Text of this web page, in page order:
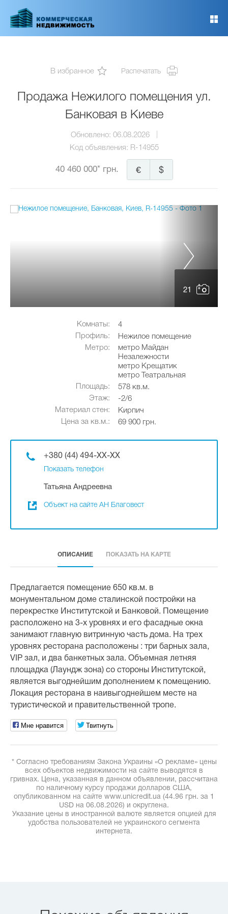
основному
В избранное Распечатать
Продажа Нежилого помещения ул.
Банковая в Киеве
Обновлено: 06.08.2026
Код объявления: R-14955
40 460 000* грн. $
€
21
Комнаты:
4
Профиль:
Нежилое помещение
Метро:
метро Майдан
Незалежности
метро Крещатик
метро Театральная
Площадь:
578 кв.м.
Этаж:
-2/6
Материал стен:
Кирпич
Цена за кв.м.:
69 900 грн.
+380 (44) 494-XX-XX
Показать телефон
Татьяна Андреевна
Объект на сайте АН Благовест
ОПИСАНИЕ ПОКАЗАТЬ НА КАРТЕ
Предлагается помещение 650 кв.м. в
монументальном доме сталинской постройки на
перекрестке Институтской и Банковой. Помещение
расположено на 3-х уровнях и его фасадные окна
занимают главную витринную часть дома. На трех
уровнях ресторана расположены : три барных зала,
VIP зал, и два банкетных зала. Объемная летняя
площадка (Лаундж зона) со стороны Институтской,
является выгоднейшим дополнением к помещению.
Локация ресторана в наивыгоднейшем месте на
туристической и правительственной тропе.
Мне нравится Твитнуть
* Согласно требованиям Закона Украины «О рекламе» цены
всех объектов недвижимости на сайте выводятся в
гривнах. Цена, указанная в данном объявлении, рассчитана
по наличному курсу продажи долларов США,
опубликованном на сайте www.unicredit.ua (44.96 грн. за 1
USD на 06.08.2026) и округлена.
Указание цены в иностранной валюте является опцией для
удобства пользователей не украинского сегмента
интернета.